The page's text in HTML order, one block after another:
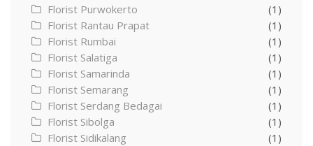
Florist Purwokerto
(1)
Florist Rantau Prapat
(1)
Florist Rumbai
(1)
Florist Salatiga
(1)
Florist Samarinda
(1)
Florist Semarang
(1)
Florist Serdang Bedagai
(1)
Florist Sibolga
(1)
Florist Sidikalang
(1)